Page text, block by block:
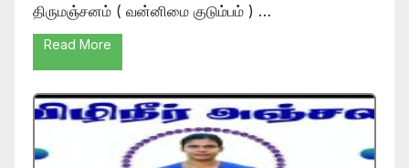
திருமஞ்சனம் ( வன்னிமை குடும்பம் ) …
Read More